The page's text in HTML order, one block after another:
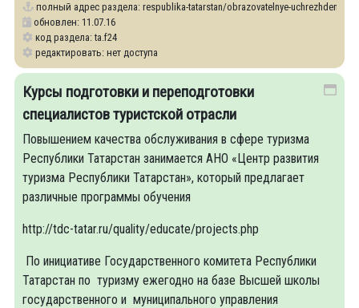
полный адрес раздела: respublika-tatarstan/obrazovatelnye-uchrezhdeniya-
обновлен: 11.07.16
код раздела: ta.f24
редактировать: нет доступа
Курсы подготовки и переподготовки
специалистов туристской отрасли
Повышением качества обслуживания в сфере туризма
Республики Татарстан занимается АНО «Центр развития
туризма Республики Татарстан», который предлагает
различные программы обучения
http://tdc-tatar.ru/quality/educate/projects.php
По инициативе Государственного комитета Республики
Татарстан по туризму ежегодно на базе Высшей школы
государственного и муниципального управления